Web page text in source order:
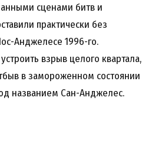
сценами битв и
практически без
Анджелесе 1996-го.
взрыв целого квартала,
в замороженном состоянии
названием Сан-Анджелес.